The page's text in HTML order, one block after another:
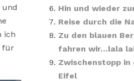
und
ich
für
Hin und wieder
Reise durch die
Zu den blauen
fahren wir…lala
Zwischenstopp in
Eifel